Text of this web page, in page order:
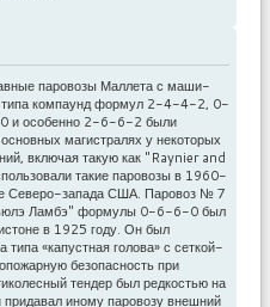
паровозы Маллета с маши­
компаунд фор­мул 2-4-4-2, 0-
и особен­но 2-6-6-2 были
магистралях у неко­торых
включая такую как "Raynier and
та­кие паровозы в 1960-
Северо-запада США. Паровоз № 7
Ламбэ" формулы 0-6-6-0 был
в 1925 году. Он был
«капустная голова» с сеткой-
безопасность при
тендер был редкостью на
придавал иному паровозу внешний